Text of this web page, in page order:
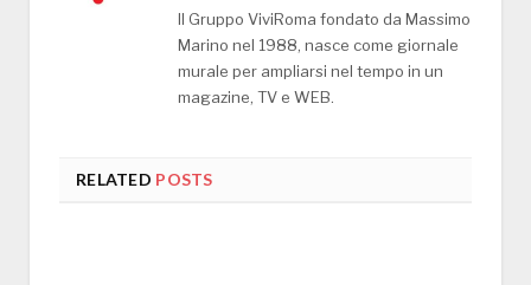
Il Gruppo ViviRoma fondato da Massimo
Marino nel 1988, nasce come giornale
murale per ampliarsi nel tempo in un
magazine, TV e WEB.
RELATED POSTS